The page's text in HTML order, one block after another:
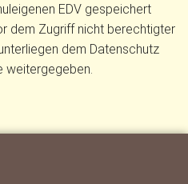
EDV gespeichert
dem Zugriff nicht berechtigter
dem Datenschutz
weitergegeben.